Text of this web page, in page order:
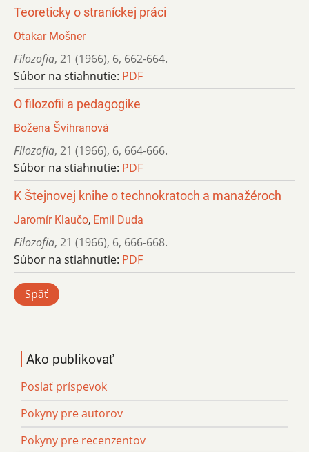
Teoreticky o straníckej práci
Otakar Mošner
Filozofia, 21 (1966), 6, 662-664.
Súbor na stiahnutie: PDF
O filozofii a pedagogike
Božena Švihranová
Filozofia, 21 (1966), 6, 664-666.
Súbor na stiahnutie: PDF
K Štejnovej knihe o technokratoch a manažéroch
Jaromír Klaučo, Emil Duda
Filozofia, 21 (1966), 6, 666-668.
Súbor na stiahnutie: PDF
Späť
Ako publikovať
Poslať príspevok
Pokyny pre autorov
Pokyny pre recenzentov